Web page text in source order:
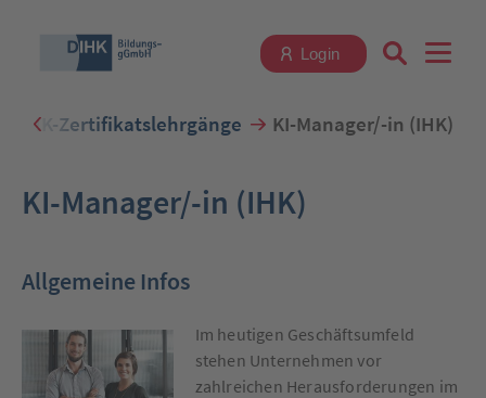
Login
Suchbegriff eingeben
Zum Login
IHK-Zertifikatslehrgänge KI-Manager/-in (IHK)
KI-Manager/-in (IHK)
Allgemeine Infos
Im heutigen Geschäftsumfeld
stehen Unternehmen vor
zahlreichen Herausforderungen im